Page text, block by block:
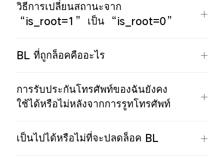
วิธีการเปลี่ยนสถานะจาก
“is_root=1” เป็น “is_root=0”
BL ที่ถูกล็อคคืออะไร
การรับประกันโทรศัพท์ของฉันยังคง
ใช้ได้หรือไม่หลังจากการรูทโทรศัพท์
เป็นไปได้หรือไม่ที่จะปลดล็อค BL